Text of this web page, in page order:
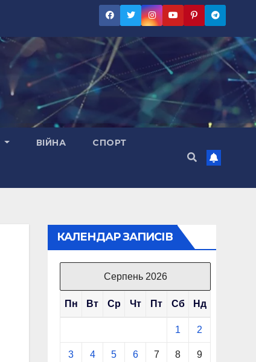
ВІЙНА СПОРТ
КАЛЕНДАР ЗАПИСІВ
Серпень 2026
Пн Вт Ср Чт Пт Сб Нд
1 2
3 4 5 6 7 8 9